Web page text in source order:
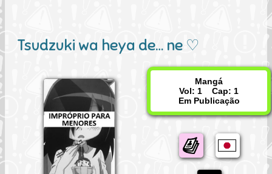
Tsudzuki wa heya de… ne ♡
Mangá
Vol: 1 Cap: 1
Em Publicação